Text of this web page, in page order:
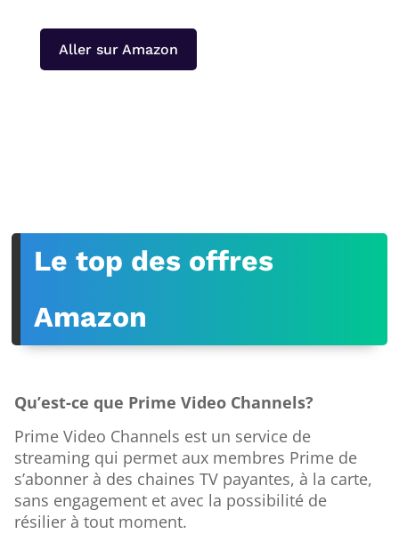
Aller sur Amazon
Le top des offres
Amazon
Qu’est-ce que Prime Video Channels?
Prime Video Channels est un service de
streaming qui permet aux membres Prime de
s’abonner à des chaines TV payantes, à la carte,
sans engagement et avec la possibilité de
résilier à tout moment.